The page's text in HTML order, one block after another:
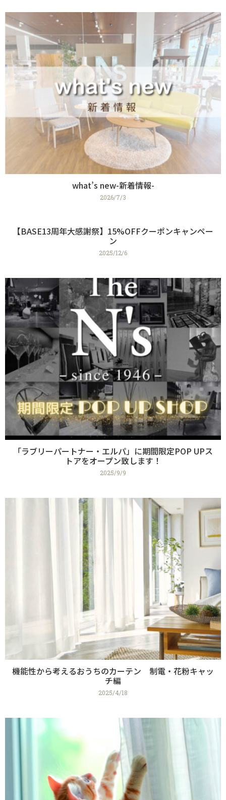
what’s new-新着情報-
2026/7/3
【BASE13周年大感謝祭】15%OFFクーポンキャンペー
ン
2025/12/6
「ラブリーパートナー・エルパ」に期間限定POP UPス
トアをオープン致します！
2025/9/9
機能性から考えるおうちのカーテン 制電・花粉キャッ
チ編
2025/4/18